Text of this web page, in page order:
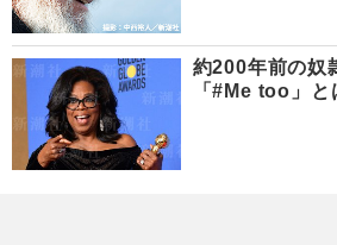
約200年前の奴
「#Me too」と